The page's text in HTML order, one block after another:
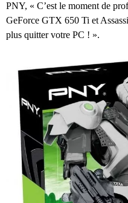
PNY, « C’est le moment de
GeForce GTX 650 Ti et
plus quitter votre PC ! ».